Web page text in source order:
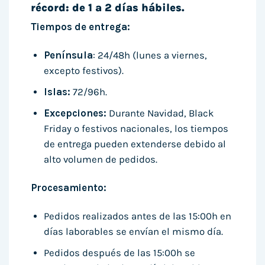
récord: de 1 a 2 días hábiles.
Tiempos de entrega:
Península: 24/48h (lunes a viernes,
excepto festivos).
Islas: 72/96h.
Excepciones: Durante Navidad, Black
Friday o festivos nacionales, los tiempos
de entrega pueden extenderse debido al
alto volumen de pedidos.
Procesamiento:
Pedidos realizados antes de las 15:00h en
días laborables se envían el mismo día.
Pedidos después de las 15:00h se